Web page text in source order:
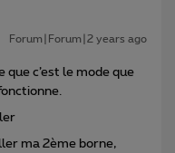
Forum|Forum|2 years ago
que c’est le mode que
ma 2ème borne,